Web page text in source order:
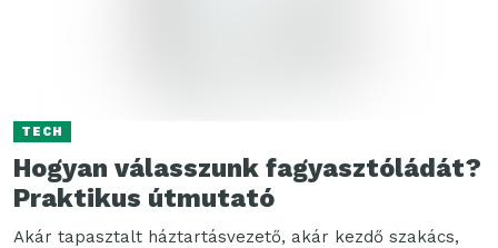
TECH
Hogyan válasszunk fagyasztóládát?
Praktikus útmutató
Akár tapasztalt háztartásvezető, akár kezdő szakács,